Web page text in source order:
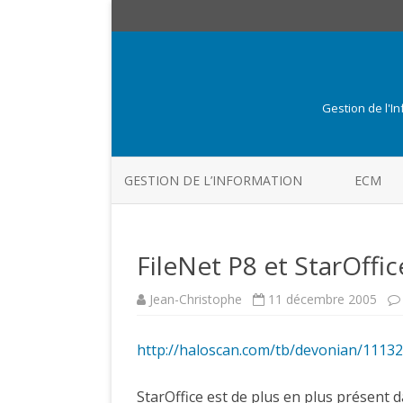
Gestion de
GESTION DE L’INFORMATION ECM
FileNet P8 et
Jean-Christophe 11 décembre 2005
http://haloscan.com/tb/devonian/
StarOffice est de plus en plus présent